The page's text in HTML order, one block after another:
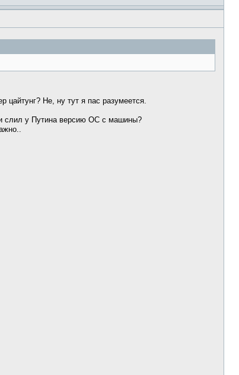
Не, ну тут я пас разумеется.
слил у Путина версию ОС с машины?